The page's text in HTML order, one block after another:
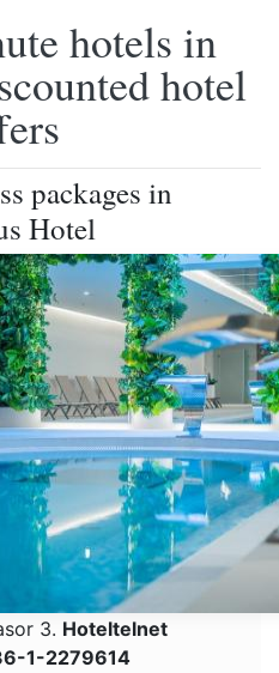
hotels in
hotel
packages in
Hotel
3. Hoteltelnet
1-2279614